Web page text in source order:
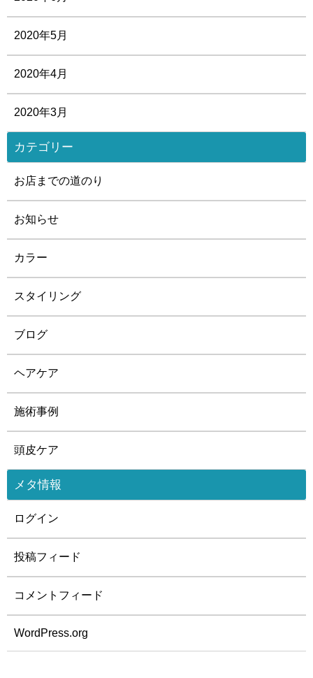
2020年5月
2020年4月
2020年3月
カテゴリー
お店までの道のり
お知らせ
カラー
スタイリング
ブログ
ヘアケア
施術事例
頭皮ケア
メタ情報
ログイン
投稿フィード
コメントフィード
WordPress.org